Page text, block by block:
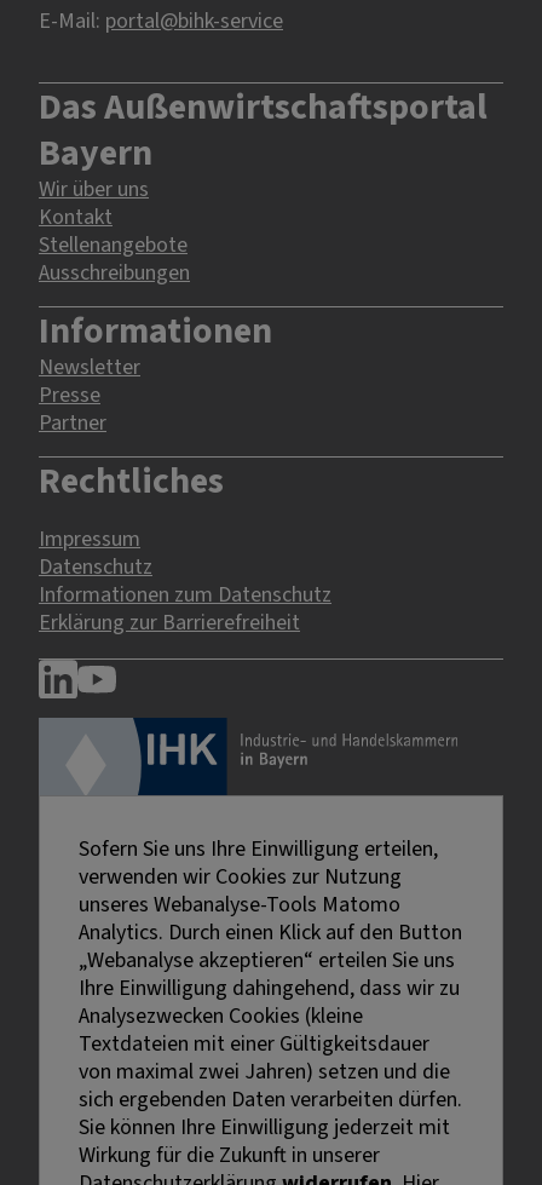
E-Mail: portal@bihk-service
Das Außenwirtschaftsportal
Bayern
Wir über uns
Kontakt
Stellenangebote
Ausschreibungen
Informationen
Newsletter
Presse
Partner
Rechtliches
Impressum
Datenschutz
Informationen zum Datenschutz
Erklärung zur Barrierefreiheit
Externe Links sind mit dem Symbol
gekennzeichnet.
Sofern Sie uns Ihre Einwilligung erteilen,
verwenden wir Cookies zur Nutzung
unseres Webanalyse-Tools Matomo
Analytics. Durch einen Klick auf den Button
„Webanalyse akzeptieren“ erteilen Sie uns
Ihre Einwilligung dahingehend, dass wir zu
Analysezwecken Cookies (kleine
Textdateien mit einer Gültigkeitsdauer
von maximal zwei Jahren) setzen und die
sich ergebenden Daten verarbeiten dürfen.
Sie können Ihre Einwilligung jederzeit mit
Wirkung für die Zukunft in unserer